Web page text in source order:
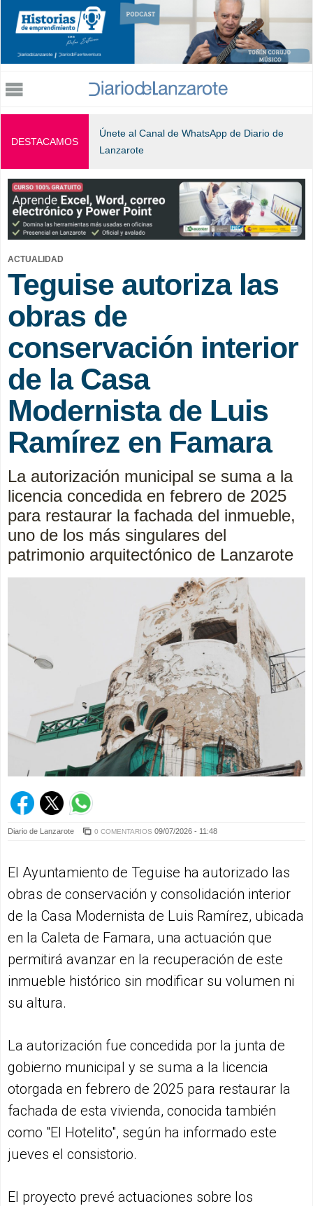
Jump to navigation
DESTACAMOS
Únete al Canal de WhatsApp de Diario de
Lanzarote
ACTUALIDAD
Teguise autoriza las
obras de
conservación interior
de la Casa
Modernista de Luis
Ramírez en Famara
La autorización municipal se suma a la
licencia concedida en febrero de 2025
para restaurar la fachada del inmueble,
uno de los más singulares del
patrimonio arquitectónico de Lanzarote
Diario de Lanzarote 0 COMENTARIOS 09/07/2026 - 11:48
El Ayuntamiento de Teguise ha autorizado las
obras de conservación y consolidación interior
de la Casa Modernista de Luis Ramírez, ubicada
en la Caleta de Famara, una actuación que
permitirá avanzar en la recuperación de este
inmueble histórico sin modificar su volumen ni
su altura.
La autorización fue concedida por la junta de
gobierno municipal y se suma a la licencia
otorgada en febrero de 2025 para restaurar la
fachada de esta vivienda, conocida también
como "El Hotelito", según ha informado este
jueves el consistorio.
El proyecto prevé actuaciones sobre los